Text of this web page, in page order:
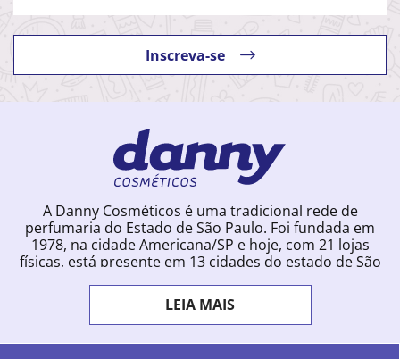
Inscreva-se
A Danny Cosméticos é uma tradicional rede de
perfumaria do Estado de São Paulo. Foi fundada em
1978, na cidade Americana/SP e hoje, com 21 lojas
físicas, está presente em 13 cidades do estado de São
começou a vender para todo o território brasileiro.
Com uma infinidade de marcas e a filosofia de vender
produtos que vão do popular ao luxo, a Danny
Cosméticos mantém parceria com aproximadamente
LEIA MAIS